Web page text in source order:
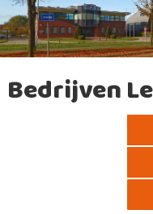
Bedrijven